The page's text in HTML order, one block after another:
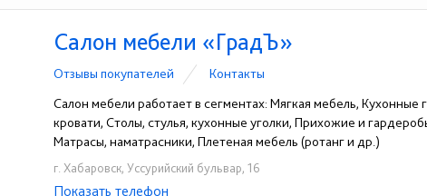
Салон мебели «ГрадЪ»
Отзывы покупателей
Контакты
Салон мебели работает в сегментах: Мягкая мебель, Кухонные
кровати, Столы, стулья, кухонные уголки, Прихожие и
Матрасы, наматрасники, Плетеная мебель (ротанг и др.)
г. Хабаровск, Уссурийский бульвар, 16
Показать телефон